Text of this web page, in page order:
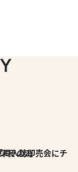
にチャレンジ その2」